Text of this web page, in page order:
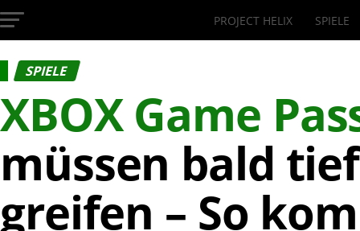
InsideXbox.de
PROJECT HELIX SPIELE
SPIELE
XBOX Game
müssen bald
greifen – So